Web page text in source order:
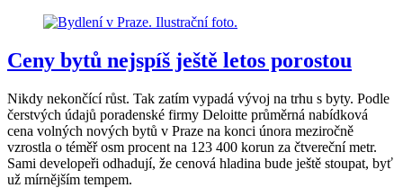
Ceny bytů nejspíš ještě letos porostou
Nikdy nekončící růst. Tak zatím vypadá vývoj na trhu s byty. Podle
čerstvých údajů poradenské firmy Deloitte průměrná nabídková
cena volných nových bytů v Praze na konci února meziročně
vzrostla o téměř osm procent na 123 400 korun za čtvereční metr.
Sami developeři odhadují, že cenová hladina bude ještě stoupat, byť
už mírnějším tempem.